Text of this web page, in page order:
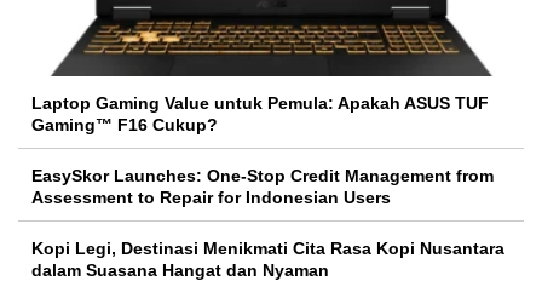
Laptop Gaming Value untuk Pemula: Apakah ASUS TUF
Gaming™ F16 Cukup?
EasySkor Launches: One-Stop Credit Management from
Assessment to Repair for Indonesian Users
Kopi Legi, Destinasi Menikmati Cita Rasa Kopi Nusantara
dalam Suasana Hangat dan Nyaman